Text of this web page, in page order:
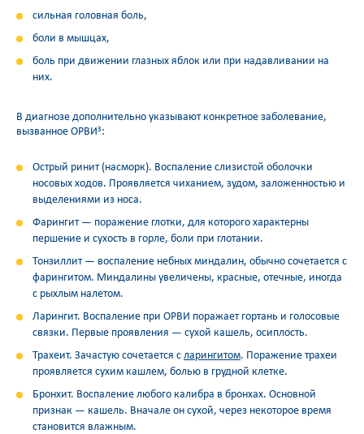
сильная головная боль,
боли в мышцах,
боль при движении глазных яблок или при надавливании на
них.
В диагнозе дополнительно указывают конкретное заболевание,
вызванное ОРВИ3 :
Острый ринит (насморк). Воспаление слизистой оболочки
носовых ходов. Проявляется чиханием, зудом, заложенностью и
выделениями из носа.
Фарингит — поражение глотки, для которого характерны
першение и сухость в горле, боли при глотании.
Тонзиллит — воспаление небных миндалин, обычно сочетается с
фарингитом. Миндалины увеличены, красные, отечные, иногда
с рыхлым налетом.
Ларингит. Воспаление при ОРВИ поражает гортань и голосовые
связки. Первые проявления — сухой кашель, осиплость.
Трахеит. Зачастую сочетается с ларингитом. Поражение трахеи
проявляется сухим кашлем, болью в грудной клетке.
Бронхит. Воспаление любого калибра в бронхах. Основной
признак — кашель. Вначале он сухой, через некоторое время
становится влажным.